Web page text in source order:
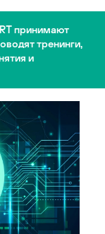
принимают
тренинги,
и